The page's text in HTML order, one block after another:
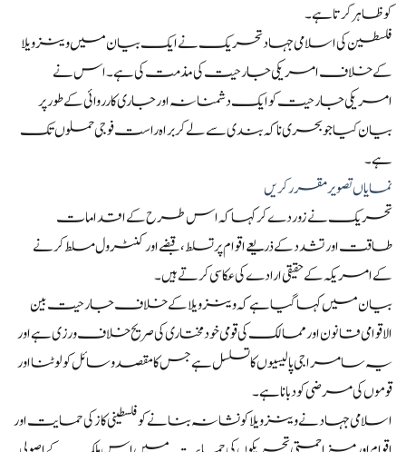
کو ظاہر کرتا ہے۔
فلسطین کی اسلامی جہاد تحریک نے ایک بیان میں وینزویلا
کے خلاف امریکی جارحیت کی مذمت کی ہے۔ اس نے
امریکی جارحیت کو ایک دشمنانہ اور جاری کارروائی کے طور پر
بیان کیا جو بحری ناکہ بندی سے لے کر براہ راست فوجی حملوں تک
ہے۔
نمایاں تصویر مقرر کریں
تحریک نے زور دے کر کہا کہ اس طرح کے اقدامات
طاقت اور تشدد کے ذریعے اقوام پر تسلط، قبضے اور کنٹرول مسلط کرنے
کے امریکہ کے حقیقی ارادے کی عکاسی کرتے ہیں۔
بیان میں کہا گیا ہے کہ وینزویلا کے خلاف جارحیت بین
الاقوامی قانون اور ممالک کی قومی خودمختاری کی صریح خلاف ورزی ہے اور
یہ سامراجی پالیسیوں کا تسلسل ہے جس کا مقصد وسائل کو لوٹنا اور
قوموں کی مرضی کو دبانا ہے۔
اسلامی جہاد نے وینزویلا کو نشانہ بنانے کو فلسطینی کاز کی حمایت اور